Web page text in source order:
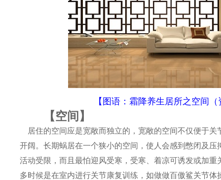
【图语：霜降养生居所之空间（
【空间】
居住的空间应是宽敞而独立的，宽敞的空间不仅便于关
开阔。长期蜗居在一个狭小的空间，使人会感到憋闭及压
活动受限，而且最怕迎风受寒，受寒、着凉可诱发或加重
多时候是在室内进行关节康复训练，如做做百傲鲨关节体